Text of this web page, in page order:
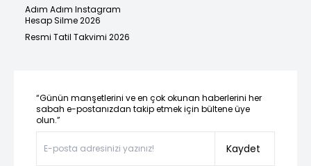
Adım Adım Instagram
Hesap Silme 2026
Resmi Tatil Takvimi 2026
“Günün manşetlerini ve en çok okunan haberlerini her
sabah e-postanızdan takip etmek için bültene üye
olun.”
Kaydet